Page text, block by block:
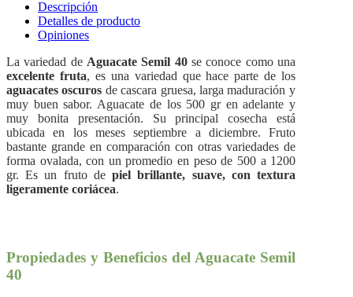
Descripción
Detalles de producto
Opiniones
La variedad de Aguacate Semil 40se conoce como una
excelente fruta, es una variedad que hace parte de los
aguacates oscuros de cascara gruesa, larga maduración y
muy buen sabor. Aguacate de los 500 gr en adelante y
muy bonita presentación. Su principal cosecha está
ubicada en los meses septiembre a diciembre. Fruto
bastante grande en comparación con otras variedades de
forma ovalada, con un promedio en peso de 500 a 1200
gr. Es un fruto depiel brillante, suave, con textura
ligeramente coriácea.
Propiedades y Beneficios del Aguacate Semil
40